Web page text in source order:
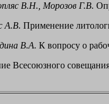
В.Н., Морозов Г.В.
А.В. Применение
В.А. К вопросу о
Всесоюзного